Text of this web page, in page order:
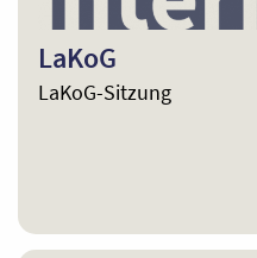
LaKoG
LaKoG-Sitzung